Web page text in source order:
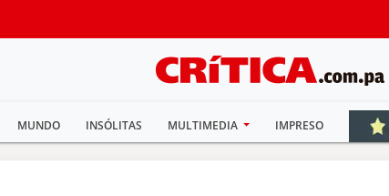
MUNDO INSÓLITAS MULTIMEDIA IMPRESO